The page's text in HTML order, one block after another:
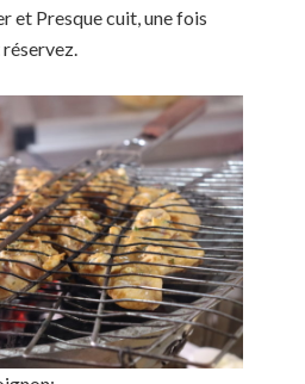
et Presque cuit, une fois